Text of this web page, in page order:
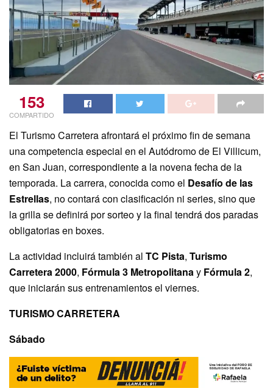
153
COMPARTIDO
El Turismo Carretera afrontará el próximo fin de semana
una competencia especial en el Autódromo de El Villicum,
en San Juan, correspondiente a la novena fecha de la
temporada. La carrera, conocida como el Desafío de las
Estrellas, no contará con clasificación ni series, sino que
la grilla se definirá por sorteo y la final tendrá dos paradas
obligatorias en boxes.
La actividad incluirá también al TC Pista, Turismo
Carretera 2000, Fórmula 3 Metropolitanay Fórmula 2,
que iniciarán sus entrenamientos el viernes.
TURISMO CARRETERA
Sábado